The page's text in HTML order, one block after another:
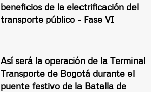
beneficios de la electrificación del
transporte público - Fase VI
Así será la operación de la Terminal
Transporte de Bogotá durante el
puente festivo de la Batalla de